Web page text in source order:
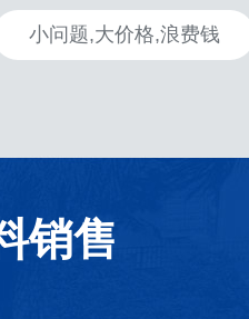
小问题,大价格,浪费钱
销售